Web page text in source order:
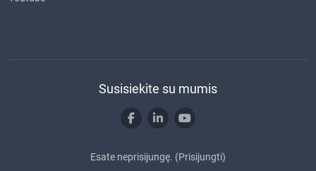
Susisiekite su mumis
Esate neprisijungę. (Prisijungti)